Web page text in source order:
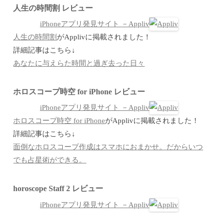
人生の時間割 レビュー
iPhoneアプリ発見サイト －Appliv
人生の時間割 がApplivに掲載されました！
詳細記事はこちら↓
あなたに与えらた時間と過ぎ去った日々
ホロスコープ時空 for iPhone レビュー
iPhoneアプリ発見サイト －Appliv
ホロスコープ時空 for iPhoneがApplivに掲載されました！
詳細記事はこちら↓
面倒なホロスコープ作成はスマホにおまかせ。だからいつ
でも占星術ができる。
horoscope Staff 2 レビュー
iPhoneアプリ発見サイト －Appliv